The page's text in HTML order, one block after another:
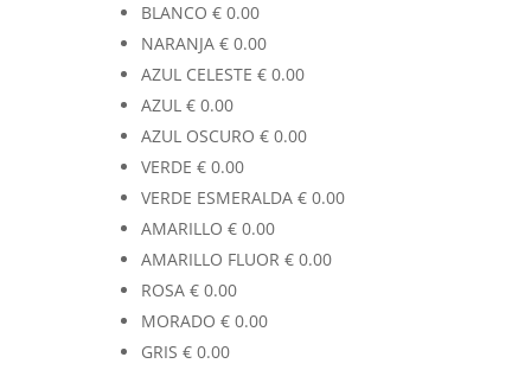
BLANCO €0.00
NARANJA €0.00
AZUL CELESTE €0.00
AZUL €0.00
AZUL OSCURO €0.00
VERDE €0.00
VERDE ESMERALDA €0.00
AMARILLO €0.00
AMARILLO FLUOR €0.00
ROSA €0.00
MORADO €0.00
GRIS €0.00